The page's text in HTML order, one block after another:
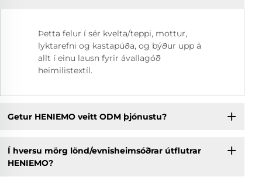
Þetta felur í sér kvelta/teppi, mottur,
lyktarefni og kastapúða, og býður upp á
allt í einu lausn fyrir ávallagóð
heimilistextíl.
Getur HENIEMO veitt ODM þjónustu?
Í hversu mörg lönd/evnisheimsóðrar útflutrar
HENIEMO?